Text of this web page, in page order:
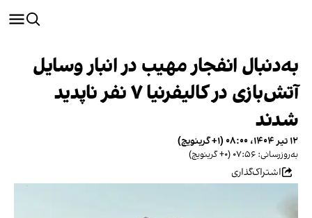
به‌دنبال انفجار مهیب در انبار وسایل
آتش‌بازی در کالیفرنیا ۷ نفر ناپدید
شدند
۱۲ تیر ۱۴۰۴، ۰۸:۰۰ (‎+۱ گرینویچ)
به‌روزرسانی: ۰۷:۵۶ (‎+۰ گرینویچ)
اشتراک‌گذاری